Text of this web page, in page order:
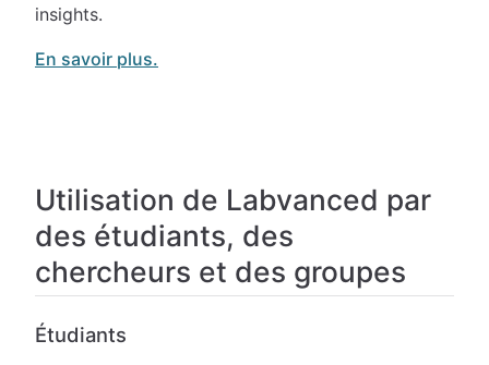
insights.
En savoir plus.
Utilisation de Labvanced par
des étudiants, des
chercheurs et des groupes
Étudiants